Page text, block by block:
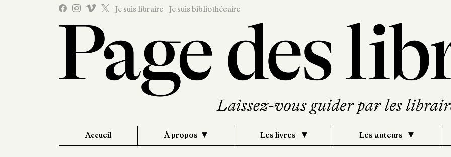
Je suis libraire Je suis bibliothécaire
Accueil À propos Les livres Les auteurs